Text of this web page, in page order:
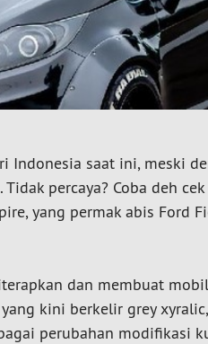
saat ini, meski
percaya? Coba deh
yang permak abis Ford
dan membuat
kini berkelir grey
perubahan modifikasi